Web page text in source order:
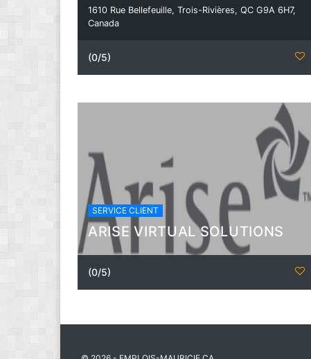
1610 Rue Bellefeuille, Trois-Rivières, QC G9A 6H7,
Canada
(0/5)
SERVICE CLIENT
ARISE VIRTUAL SOLUTIONS
(0/5)